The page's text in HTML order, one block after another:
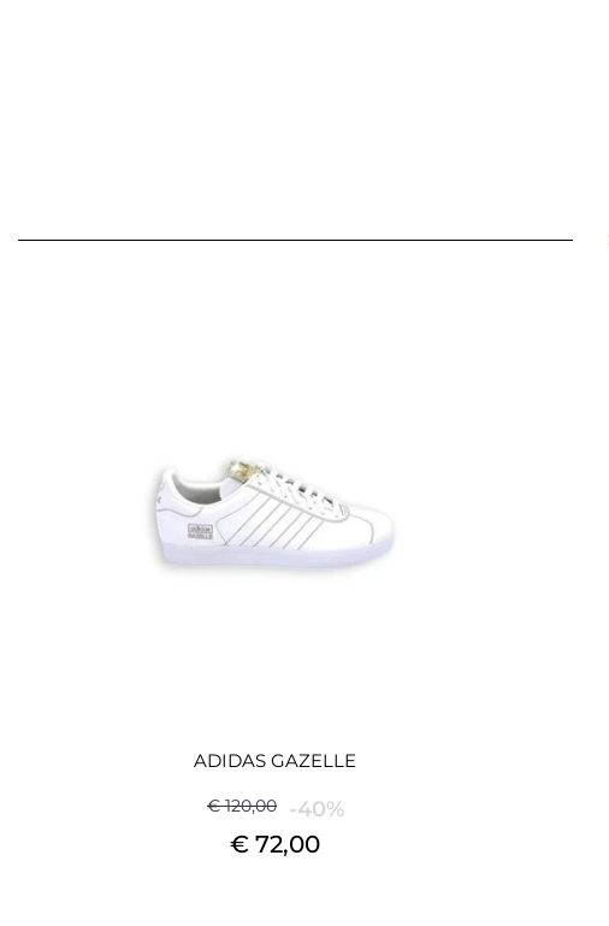
ADIDAS GAZELLE
€ 120,00 -40%
€ 72,00